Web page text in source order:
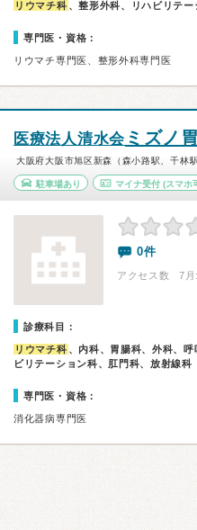
リウマチ科 、整形外科、リハビリテー
専門医・資格：
リウマチ専門医、整形外科専門医
医療法人清水会 ミズノ
大阪府大阪市旭区新森（森小路駅、千林
駐車場あり マイナ受付(スマホ
0件
アクセス数 7月:
診療科目：
リウマチ科 、内科、胃腸科、外科、
ビリテーション科、肛門科、放射線科
専門医・資格：
消化器病専門医